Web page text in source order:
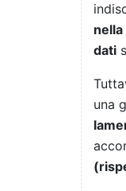
dati
una